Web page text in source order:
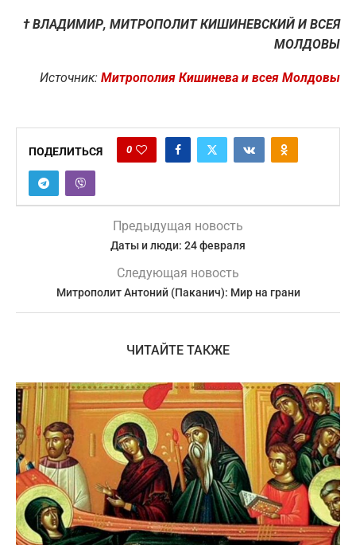
† ВЛАДИМИР, МИТРОПОЛИТ КИШИНЕВСКИЙ И ВСЕЯ
МОЛДОВЫ
Источник: Митрополия Кишинева и всея Молдовы
ПОДЕЛИТЬСЯ 0
Предыдущая новость
Даты и люди: 24 февраля
Следующая новость
Митрополит Антоний (Паканич): Мир на грани
ЧИТАЙТЕ ТАКЖЕ